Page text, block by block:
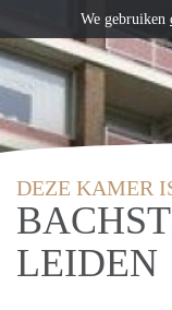
DEZE KAMER
LEIDEN
We gebruiken